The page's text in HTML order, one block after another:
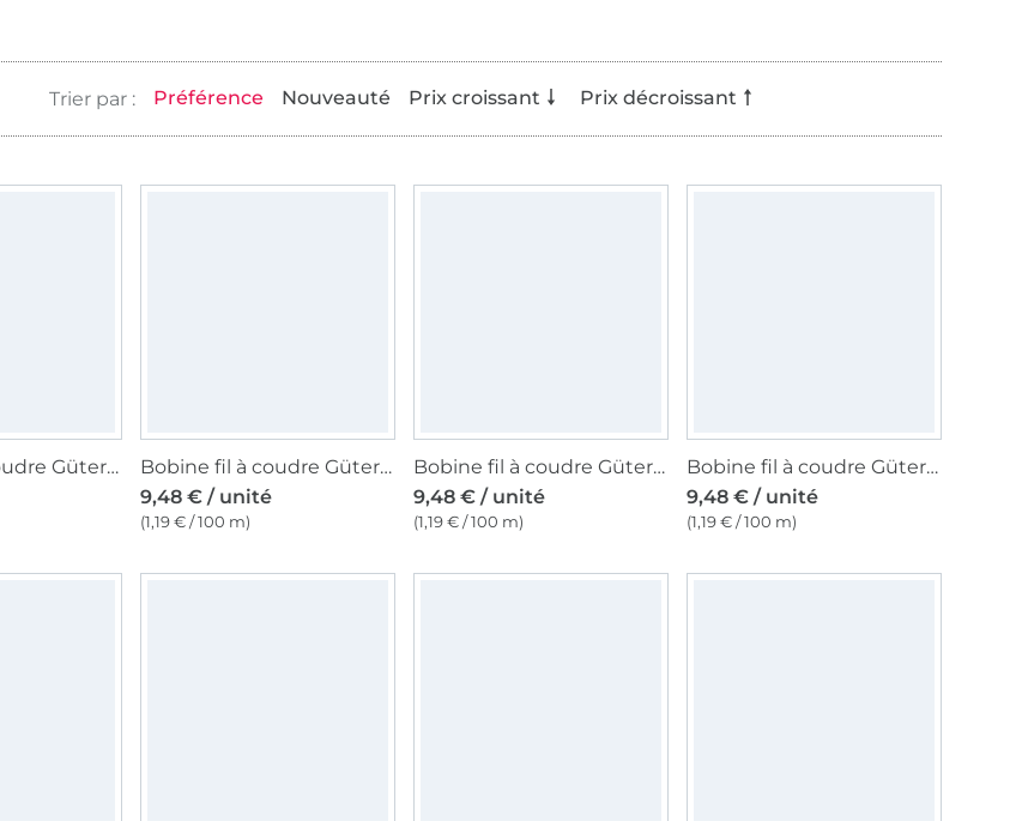
Préférence Nouveauté Prix croissant Prix décroissant
Bobine fil à coudre Gütermann 800m coton C NE 50, (5709) blanc
Bobine fil à coudre Gütermann 800m coton C NE 50, (5201) noir
9,48 € / unité
(1,19 € / 100 m)
Bobine fil à coudre Gütermann 800m coton C NE 50, (5322) noir
9,48 € / unité
(1,19 € / 100 m)
Bobine fil à coudre Gütermann 800m coton C NE 50, (9928) couleur or antique
9,48 € / unité
(1,19 € / 100 m)